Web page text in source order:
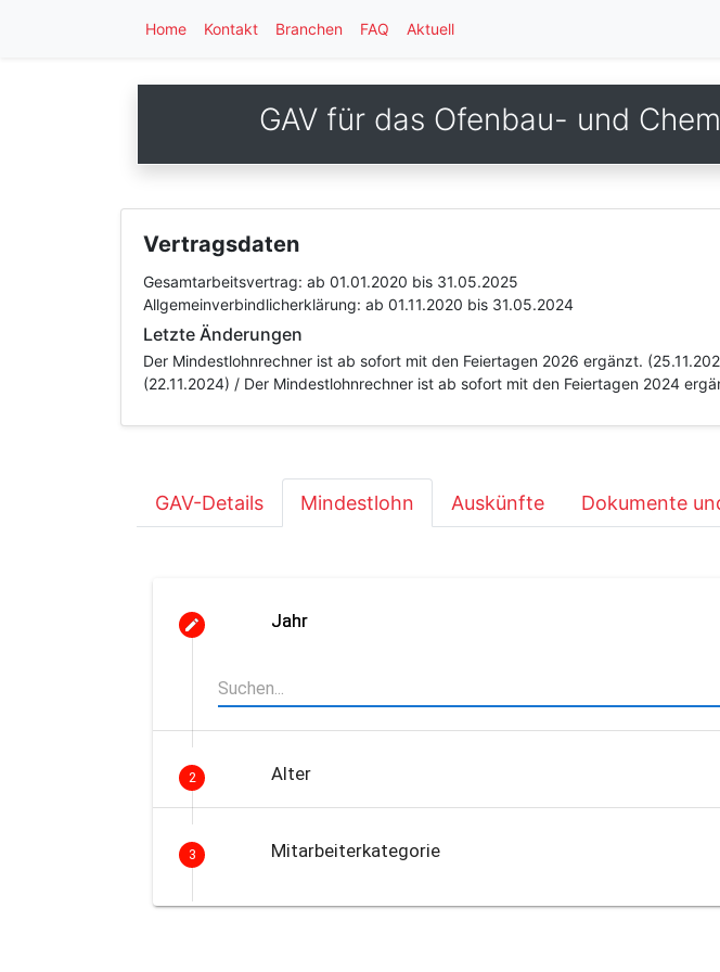
Home Kontakt Branchen FAQ Aktuell
GAV für das Ofenbau- und
Vertragsdaten
Gesamtarbeitsvertrag: ab 01.01.2020 bis 31.05.2025
Allgemeinverbindlicherklärung: ab 01.11.2020 bis 31.05.2024
Letzte Änderungen
Der Mindestlohnrechner ist ab sofort mit den Feiertagen 2026 ergänzt.
(22.11.2024) / Der Mindestlohnrechner ist ab sofort mit den Feiertagen 2024
GAV-Details Mindestlohn Auskünfte Dokumente
Jahr
2 Alter
3 Mitarbeiterkategorie